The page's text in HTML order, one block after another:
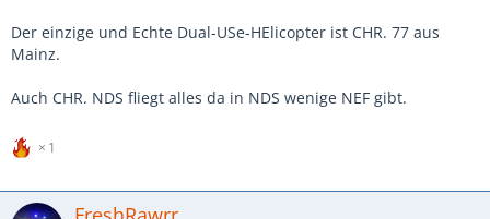
Der einzige und Echte Dual-USe-HElicopter ist CHR. 77 aus
Mainz.
Auch CHR. NDS fliegt alles da in NDS wenige NEF gibt.
1